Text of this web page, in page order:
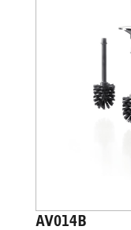
AV014B